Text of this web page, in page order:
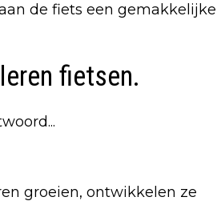
de fiets een gemakkelijke
fietsen.
groeien, ontwikkelen ze